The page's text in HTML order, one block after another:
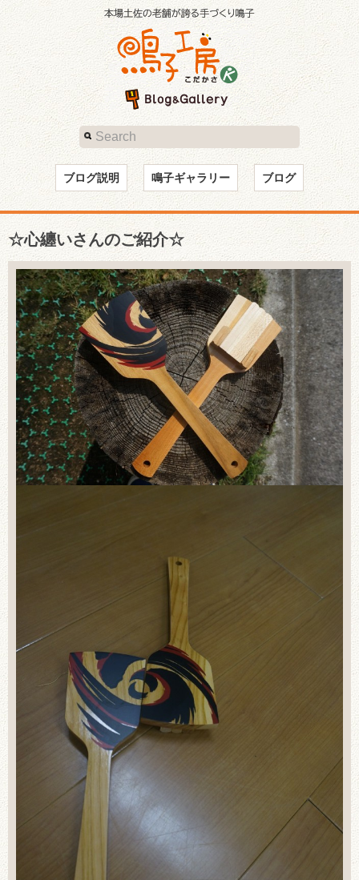
ブログ説明 鳴子ギャラリー ブログ
☆心纏いさんのご紹介☆